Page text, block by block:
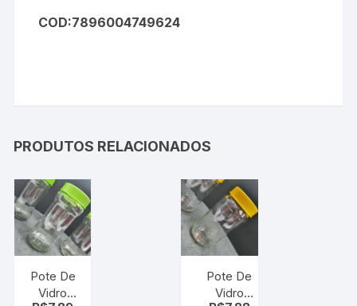
COD:7896004749624
PRODUTOS RELACIONADOS
Pote De
Vidro
Pote De
Vidro